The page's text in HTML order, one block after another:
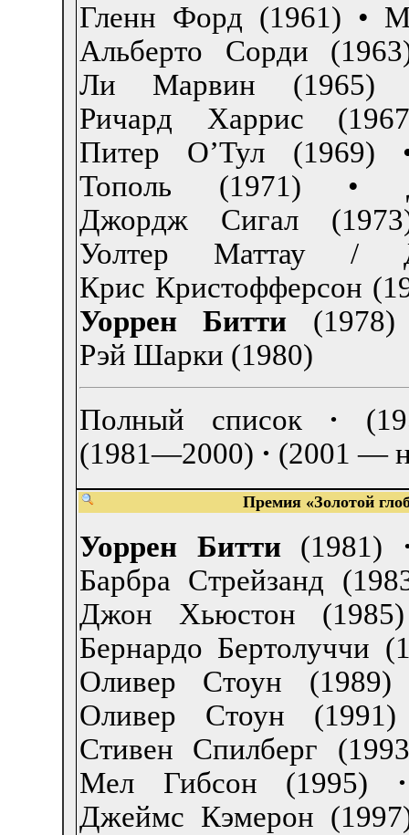
Гленн Форд (1961) •
Альберто Сорди
Ли Марвин (1965)
Ричард Харрис
Питер О’Тул (1969)
Тополь (1971) •
Джордж Сигал
Уолтер Маттау /
Крис Кристофферсон
Уоррен Битти
Рэй Шарки (1980)
Полный список·
(1981—2000) · (2001 —
Премия «Золотой
Уоррен Битти(1981)
Барбра Стрейзанд
Джон Хьюстон (1985)
Бернардо Бертолуччи
Оливер Стоун (1989)
Оливер Стоун (1991)
Стивен Спилберг
Мел Гибсон (1995) ·
Джеймс Кэмерон